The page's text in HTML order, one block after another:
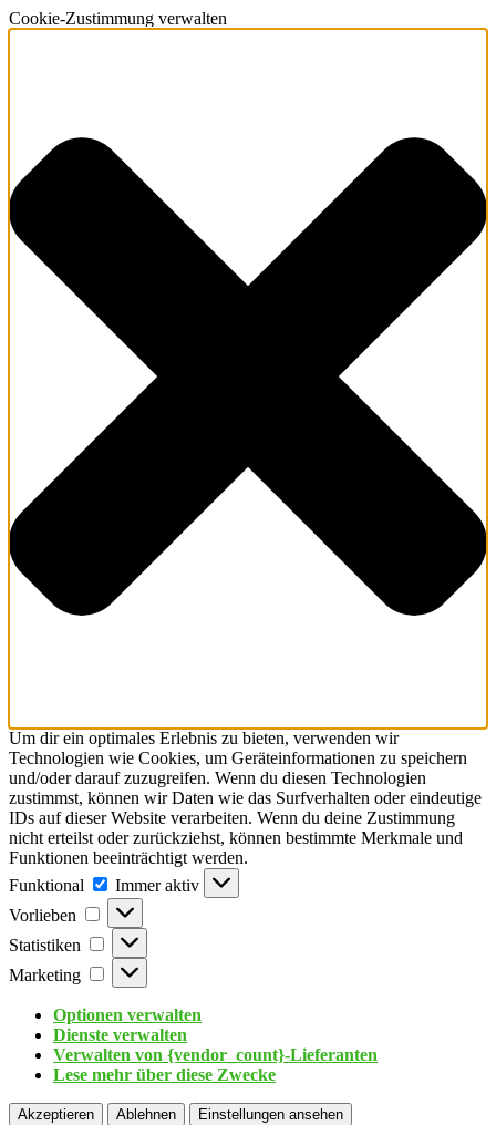
Cookie-Zustimmung verwalten
Um dir ein optimales Erlebnis zu bieten, verwenden wir
Technologien wie Cookies, um Geräteinformationen zu speichern
und/oder darauf zuzugreifen. Wenn du diesen Technologien
zustimmst, können wir Daten wie das Surfverhalten oder eindeutige
IDs auf dieser Website verarbeiten. Wenn du deine Zustimmung
nicht erteilst oder zurückziehst, können bestimmte Merkmale und
Funktionen beeinträchtigt werden.
Funktional
Immer aktiv
Vorlieben
Statistiken
Marketing
Optionen verwalten
Dienste verwalten
Verwalten von {vendor_count}-Lieferanten
Lese mehr über diese Zwecke
Akzeptieren Ablehnen
Einstellungen ansehen